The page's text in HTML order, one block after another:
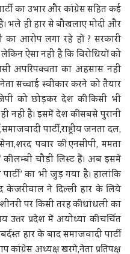
का उभार और कांग्रेस सहित कई
भले ही हार से बौखलाए मोदी और
आरोप लगा रहे हों ? सरकारी
ऐसा नहीं है कि विरोधियों को
अपरिपक्वता का अहसास नहीं
सच्चाई स्वीकार करने को तैयार
को छोड़कर देश की किसी भी
नहीं है। इसमें देश की सबसे पुरानी
पार्टी,राष्ट्रीय जनता दल,
पवार की एनसीपी, ममता
की लम्बी चौड़ी लिस्ट हैं। अब इसमें
का भी जुड़ गया है। हालांकि
ने दिल्ली हार के लिये
पर किसी तरह की धांधली का
प्रदेश में अयोध्या की चर्चित
हार के बाद समाजवादी पार्टी
कांग्रेस अध्यक्ष खरगे,नेता प्रतिपक्ष